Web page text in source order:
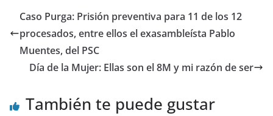
er e
b
o
o
k
s
A
p
p
gr
a
di
t
l e
dI
p
ar
Caso Purga: Prisión preventiva para 11 de los 12
procesados, entre ellos el exasambleísta Pablo
Muentes, del PSC
Día de la Mujer: Ellas son el 8M y mi razón de ser
También te puede gustar